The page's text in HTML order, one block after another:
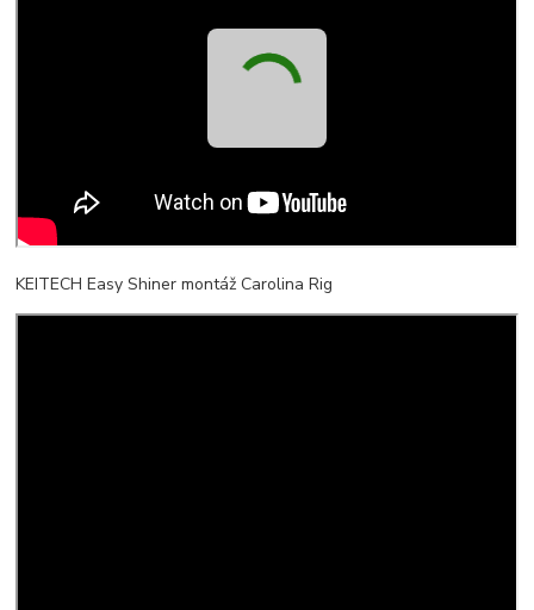
KEITECH Easy Shiner montáž Carolina Rig